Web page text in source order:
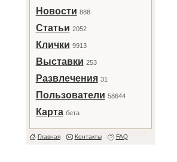
Новости 888
Статьи 2052
Клички 9913
Выставки 253
Развлечения 31
Пользователи 58644
Карта бета
Главная Контакты FAQ